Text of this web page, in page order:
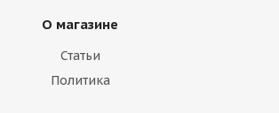
О магазине
Статьи
Политика